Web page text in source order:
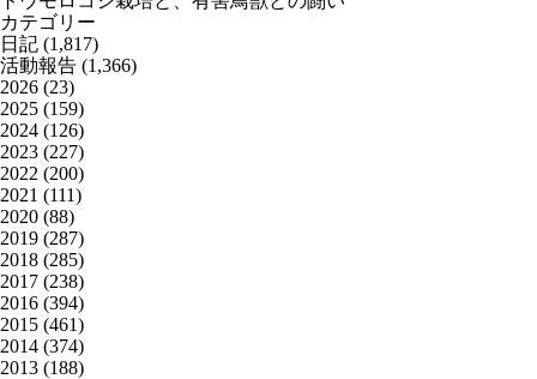
カテゴリー
日記 (1,817)
活動報告 (1,366)
2026 (23)
2025 (159)
2024 (126)
2023 (227)
2022 (200)
2021 (111)
2020 (88)
2019 (287)
2018 (285)
2017 (238)
2016 (394)
2015 (461)
2014 (374)
2013 (188)